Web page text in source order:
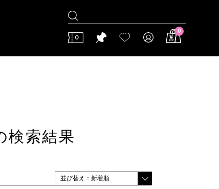
0
0
検索結果
並び替え：新着順